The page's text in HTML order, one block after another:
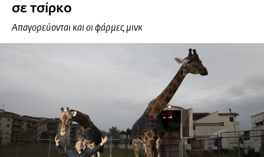
σε τσίρκο
Απαγορεύονται και οι φάρμες μινκ